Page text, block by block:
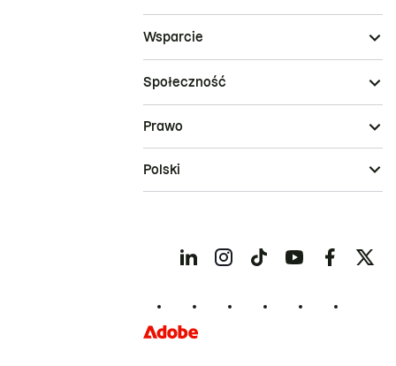
Wsparcie
Społeczność
Prawo
Polski